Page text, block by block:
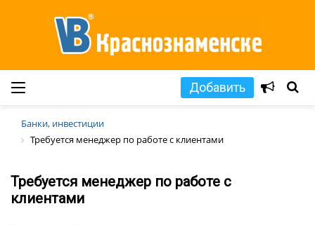
Добавить
Банки, инвестиции
Требуется менеджер по работе с клиентами
Требуется менеджер по работе с
клиентами